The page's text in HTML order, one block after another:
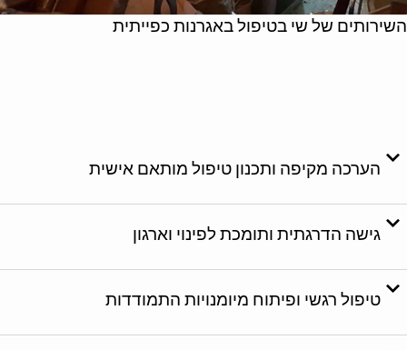
השירותים של שי בטיפול באגרנות כפייתית
הערכה מקיפה ותכנון טיפול מותאם אישית
גישה הדרגתית ותומכת לפינוי וארגון
טיפול רגשי ופיתוח מיומנויות התמודדות